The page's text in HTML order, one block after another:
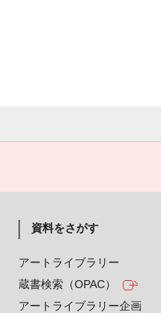
資料をさがす
アートライブラリー
蔵書検索（OPAC）
アートライブラリー企画